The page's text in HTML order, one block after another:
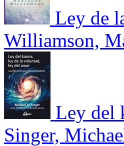
Ley de
Williamson,
Ley del
Singer,